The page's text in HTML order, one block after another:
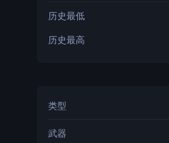
历史最低
历史最高
类型
武器